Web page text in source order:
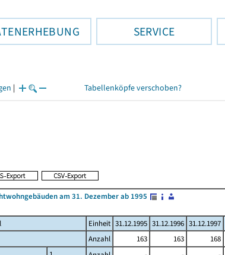
SERVICE
| Tabellenköpfe verschoben?
am 31. Dezember ab 1995
Einheit 31.12.1995 31.12.1996 31.12.1997
Anzahl 163 163 168